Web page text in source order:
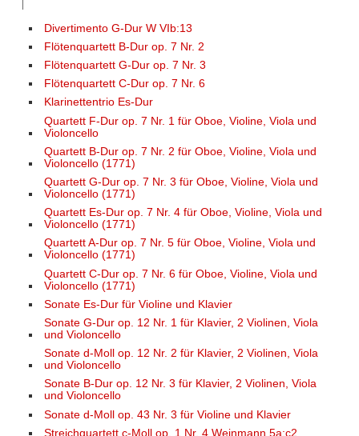
Divertimento G-Dur W VIb:13
Flötenquartett B-Dur op. 7 Nr. 2
Flötenquartett G-Dur op. 7 Nr. 3
Flötenquartett C-Dur op. 7 Nr. 6
Klarinettentrio Es-Dur
Quartett F-Dur op. 7 Nr. 1 für Oboe, Violine, Viola und
Violoncello
Quartett B-Dur op. 7 Nr. 2 für Oboe, Violine, Viola und
Violoncello (1771)
Quartett G-Dur op. 7 Nr. 3 für Oboe, Violine, Viola und
Violoncello (1771)
Quartett Es-Dur op. 7 Nr. 4 für Oboe, Violine, Viola und
Violoncello (1771)
Quartett A-Dur op. 7 Nr. 5 für Oboe, Violine, Viola und
Violoncello (1771)
Quartett C-Dur op. 7 Nr. 6 für Oboe, Violine, Viola und
Violoncello (1771)
Sonate Es-Dur für Violine und Klavier
Sonate G-Dur op. 12 Nr. 1 für Klavier, 2 Violinen, Viola
und Violoncello
Sonate d-Moll op. 12 Nr. 2 für Klavier, 2 Violinen, Viola
und Violoncello
Sonate B-Dur op. 12 Nr. 3 für Klavier, 2 Violinen, Viola
und Violoncello
Sonate d-Moll op. 43 Nr. 3 für Violine und Klavier
Streichquartett c-Moll op. 1 Nr. 4 Weinmann 5a:c2